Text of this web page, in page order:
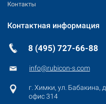
Контакты
Контактная информация
8 (495) 727-66-88
info@rubicon-s.com
г. Химки, ул. Бабакина, д.
офис314